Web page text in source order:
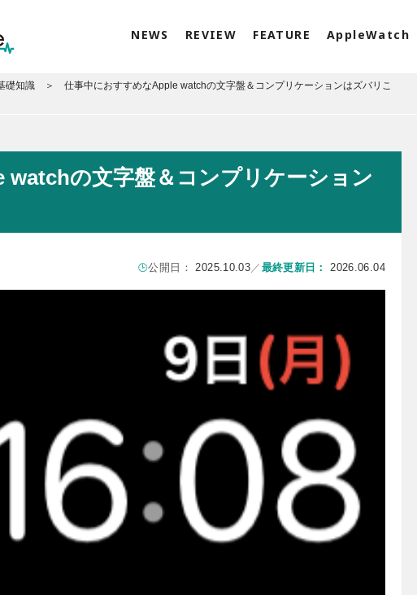
NEWS REVIEW FEATURE AppleWatch
礎知識 仕事中におすすめなApple watchの文字盤＆コンプリケーションはズバリこ
の文字盤＆コンプリケーション
公開日：2025.10.03／ 最終更新日： 2026.06.04